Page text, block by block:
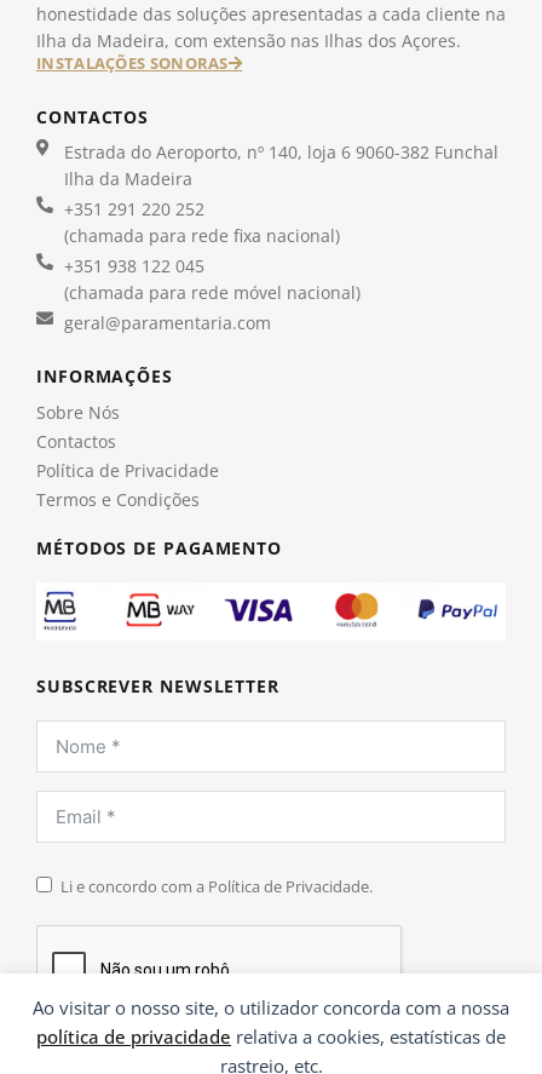
Ao visitar o nosso site, o utilizador concorda com a nossa
política de privacidade relativa a cookies, estatísticas de
rastreio, etc.
honestidade das soluções apresentadas a cada cliente na
Ilha da Madeira, com extensão nas Ilhas dos Açores.
INSTALAÇÕES SONORAS
CONTACTOS
Estrada do Aeroporto, nº 140, loja 6 9060-382 Funchal
Ilha da Madeira
+351 291 220 252
(chamada para rede fixa nacional)
+351 938 122 045
(chamada para rede móvel nacional)
geral@paramentaria.com
INFORMAÇÕES
Sobre Nós
Contactos
Política de Privacidade
Termos e Condições
MÉTODOS DE PAGAMENTO
SUBSCREVER NEWSLETTER
Li e concordo com a Política de Privacidade.
INSCREVER